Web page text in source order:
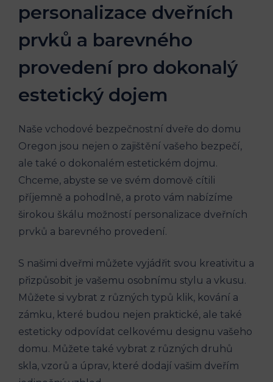
personalizace dveřních
prvků a barevného
provedení pro dokonalý
estetický dojem
Naše vchodové bezpečnostní dveře do domu
Oregon jsou nejen o zajištění vašeho bezpečí,
ale také o dokonalém estetickém dojmu.
Chceme, abyste se ve svém domově cítili
příjemně a pohodlně, a proto vám nabízíme
širokou škálu možností personalizace dveřních
prvků a barevného provedení.
S našimi dveřmi můžete vyjádřit svou kreativitu a
přizpůsobit je vašemu osobnímu stylu a vkusu.
Můžete si vybrat z různých typů klik, kování a
zámku, které budou nejen praktické, ale také
esteticky odpovídat celkovému designu vašeho
domu. Můžete také vybrat z různých druhů
skla, vzorů a úprav, které dodají vašim dveřím